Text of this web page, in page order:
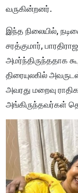
வருகின்றனர்.
இந்த நிலையில்,
சரத்குமார்,
அமர்ந்திருந்ததாக
திரையுலகில்
அவரது மறைவு
அங்கிருந்தவர்கள்